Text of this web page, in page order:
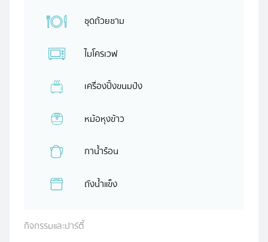
ชุดถ้วยชาม
ไมโครเวฟ
เครื่องปิ้งขนมปัง
หม้อหุงข้าว
กาน้ำร้อน
ถังน้ำแข็ง
กิจกรรมและปาร์ตี้